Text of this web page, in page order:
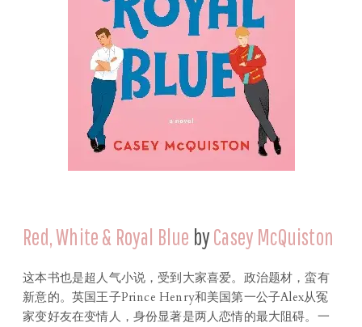
Red, White & Royal Blue byCasey McQuiston
这本书也是超人气小说，受到大家喜爱。政治题材，蛮有
新意的。英国王子Prince Henry和美国第一公子Alex从冤
家变好友在变情人，身份显著是两人恋情的最大阻碍。一